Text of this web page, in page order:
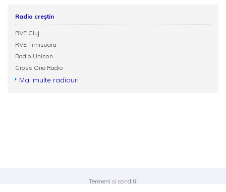
Radio creștin
RVE Cluj
RVE Timisoara
Radio Unison
Cross One Radio
Mai multe radiouri
Termeni și condiții